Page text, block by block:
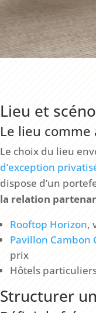
Lieu et
Le lieu
Le choix du lieu
d’exception
dispose d’un
la relation
Rooftop Horizon,
Pavillon Cambon
prix
Hôtels
Structurer